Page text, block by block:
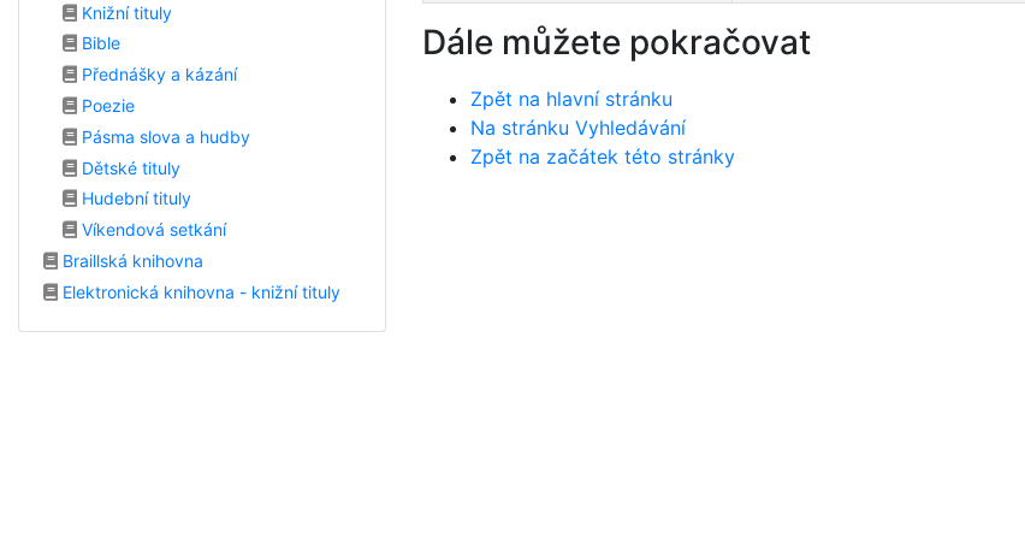
Knižní tituly
Bible
Přednášky a kázání
Poezie
Pásma slova a hudby
Dětské tituly
Hudební tituly
Víkendová setkání
Braillská knihovna
Elektronická knihovna - knižní tituly
Dále můžete pokračovat
Zpět na hlavní stránku
Na stránku Vyhledávání
Zpět na začátek této stránky